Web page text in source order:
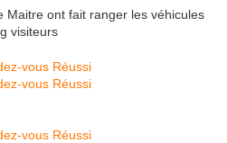
ont fait ranger les véhicules
visiteurs